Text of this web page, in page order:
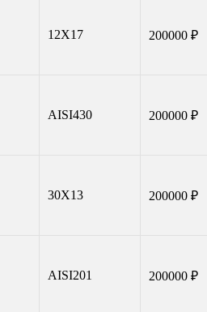
12Х17 200000 ₽
AISI430 200000 ₽
30Х13 200000 ₽
AISI201 200000 ₽